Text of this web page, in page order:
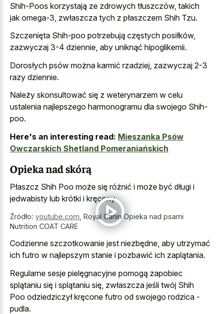
Shih-Poos korzystają ze zdrowych tłuszczów, takich
jak omega-3, zwłaszcza tych z płaszczem Shih Tzu.
Szczenięta Shih-poo potrzebują częstych posiłków,
zazwyczaj 3-4 dziennie, aby uniknąć hipoglikemii.
Dorosłych psów można karmić rzadziej, zazwyczaj 2-3
razy dziennie.
Należy skonsultować się z weterynarzem w celu
ustalenia najlepszego harmonogramu dla swojego Shih-
poo.
Here's an interesting read: Mieszanka Psów
Owczarskich Shetland Pomeraniańskich
Opieka nad skórą
Płaszcz Shih Poo może się różnić i może być długi i
jedwabisty lub krótki i kręcony.
Źródło: youtube.com Royal Canin Opieka nad psami
Nutrition COAT CARE
Codzienne szczotkowanie jest niezbędne, aby utrzymać
ich futro w najlepszym stanie i pozbawić ich zaplątania.
Regularne sesje pielęgnacyjne pomogą zapobiec
splątaniu się i splątaniu się, zwłaszcza jeśli twój Shih
Poo odziedziczył kręcone futro od swojego rodzica -
pudla.